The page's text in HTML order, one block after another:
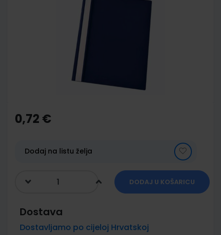
the
beginning
gallery
0,72 €
Dodaj na listu želja
DODAJ U KOŠARICU
Dostava
Dostavljamo po cijeloj Hrvatskoj